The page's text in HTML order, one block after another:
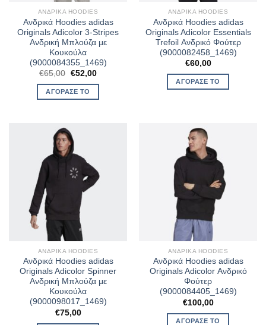
ΑΝΔΡΙΚΆ HOODIES
Ανδρικά Hoodies adidas
Originals Adicolor 3-Stripes
Ανδρική Μπλούζα με
Κουκούλα
(9000084355_1469)
€65,00 Original
was:
€65,00.
€52,00Η
ΑΓΌΡΑΣΈ ΤΟ
ΑΝΔΡΙΚΆ HOODIES
Ανδρικά Hoodies adidas
Originals Adicolor Essentials
Trefoil Ανδρικό Φούτερ
(9000082458_1469)
€60,00
ΑΓΌΡΑΣΈ ΤΟ
ΑΝΔΡΙΚΆ HOODIES
Ανδρικά Hoodies adidas
Originals Adicolor Spinner
Ανδρική Μπλούζα με
Κουκούλα
(9000098017_1469)
€75,00
ΑΝΔΡΙΚΆ HOODIES
Ανδρικά Hoodies adidas
Originals Adicolor Ανδρικό
Φούτερ
(9000084405_1469)
€100,00
ΑΓΌΡΑΣΈ ΤΟ